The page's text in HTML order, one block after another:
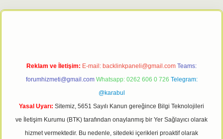
giriş adresitulipbett.net
Reklam ve İletişim: E-mail: backlinkpaneli@gmail.com Teams:
forumhizmeti@gmail.com Whatsapp: 0262 606 0 726 Telegram:
@karabul
Yasal Uyarı: Sitemiz, 5651 Sayılı Kanun gereğince Bilgi Teknolojileri
ve İletişim Kurumu (BTK) tarafından onaylanmış bir Yer Sağlayıcı olarak
hizmet vermektedir. Bu nedenle, sitedeki içerikleri proaktif olarak